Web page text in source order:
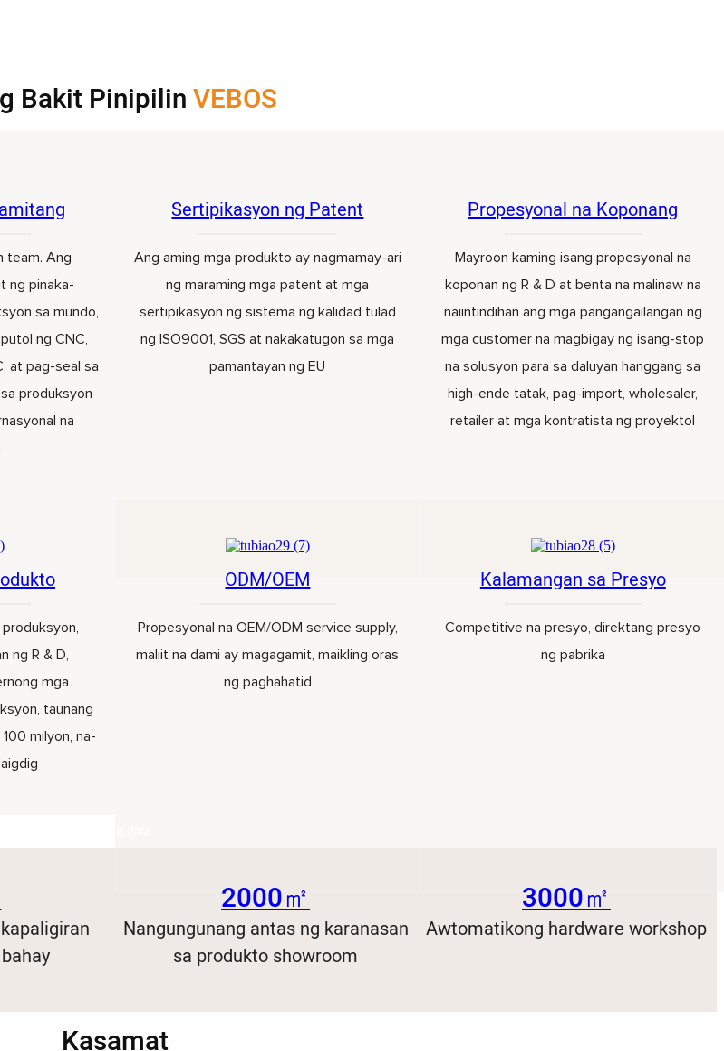
Bakit PinipilinVEBOS
team. Ang
ng pinaka-
sa mundo,
ng CNC,
at pag-seal sa
produksyon
na
Sertipikasyon ng Patent
Ang aming mga produkto ay nagmamay-ari
ng maraming mga patent at mga
sertipikasyon ng sistema ng kalidad tulad
ng ISO9001, SGS at nakakatugon sa mga
pamantayan ng EU
Propesyonal na Koponang
Mayroon kaming isang propesyonal na
koponan ng R & D at benta na malinaw na
naiintindihan ang mga pangangailangan ng
mga customer na magbigay ng isang-stop
na solusyon para sa daluyan hanggang sa
high-ende tatak, pag-import, wholesaler,
retailer at mga kontratista ng proyektol
ng R & D,
mga
taunang
milyon, na-
ODM/OEM
Propesyonal na OEM/ODM service supply,
maliit na dami ay magagamit, maikling oras
ng paghahatid
Kalamangan sa Presyo
Competitive na presyo, direktang presyo
ng pabrika
2000㎡
Nangungunang antas ng karanasan
sa produkto showroom
3000㎡
Awtomatikong hardware workshop
Kasamat